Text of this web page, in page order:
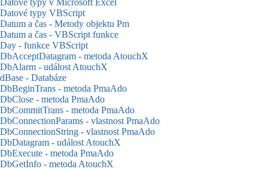
Datové typy v Microsoft Excel
Datové typy VBScript
Datum a čas - Metody objektu Pm
Datum a čas - VBScript funkce
Day - funkce VBScript
DbAcceptDatagram - metoda AtouchX
DbAlarm - událost AtouchX
dBase - Databáze
DbBeginTrans - metoda PmaAdo
DbClose - metoda PmaAdo
DbCommitTrans - metoda PmaAdo
DbConnectionParams - vlastnost PmaAdo
DbConnectionString - vlastnost PmaAdo
DbDatagram - událost AtouchX
DbExecute - metoda PmaAdo
DbGetInfo - metoda AtouchX